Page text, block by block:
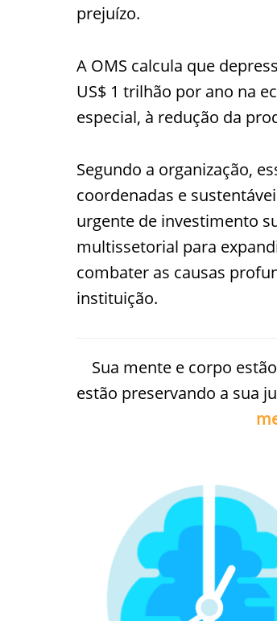
prejuízo.
A OMS calcula que
US$ 1 trilhão por ano na
especial, à redução da
Segundo a organização,
coordenadas e
urgente de investimento
multissetorial para
combater as causas
instituição.
Sua mente e corpo
estão preservando a sua